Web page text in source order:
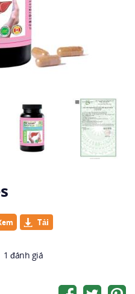
1 đánh giá